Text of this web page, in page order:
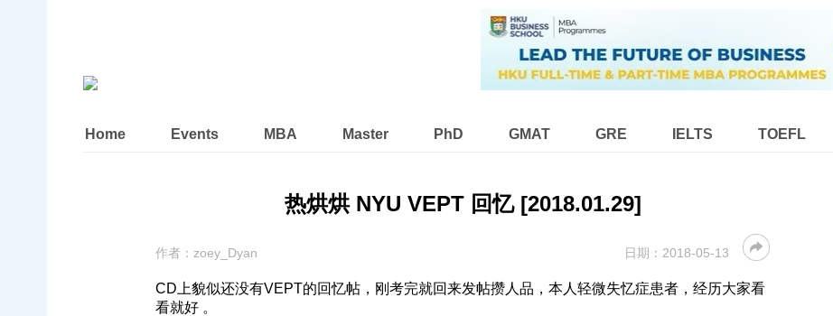
Home Events MBA Master PhD GMAT GRE IELTS TOEFL
热烘烘 NYU VEPT 回忆 [2018.01.29]
作者： zoey_Dyan 日期： 2018-05-13
CD上貌似还没有VEPT的回忆帖，刚考完就回来发帖攒人品，本人轻微失忆症患者，经历大家看
看就好 。